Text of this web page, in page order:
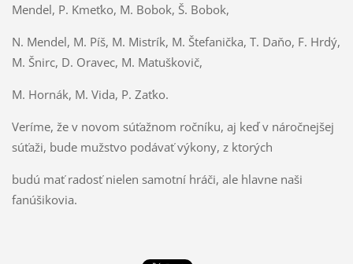
Mendel, P. Kmeťko, M. Bobok, Š. Bobok,
N. Mendel, M. Píš, M. Mistrík, M. Štefanička, T. Daňo, F. Hrdý,
M. Šnirc, D. Oravec, M. Matuškovič,
M. Hornák, M. Vida, P. Zaťko.
Veríme, že v novom súťažnom ročníku, aj keď v náročnejšej
súťaži, bude mužstvo podávať výkony, z ktorých
budú mať radosť nielen samotní hráči, ale hlavne naši
fanúšikovia.